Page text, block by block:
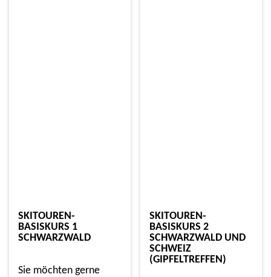
SKITOUREN-
BASISKURS 1
SCHWARZWALD
Sie möchten gerne
SKITOUREN-
BASISKURS 2
SCHWARZWALD UND
SCHWEIZ
(GIPFELTREFFEN)